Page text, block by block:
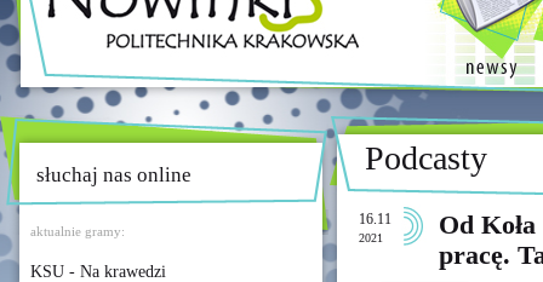
słuchaj nas online
aktualnie gramy:
KSU - Na krawedzi
Podcasty
16.11
2021
Od
pracę.